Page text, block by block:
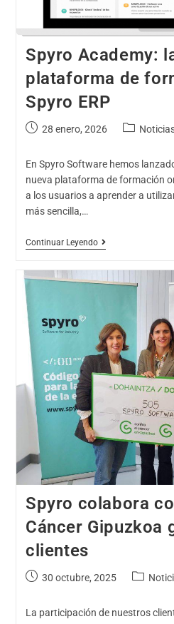
Spyro Academy:
plataforma de
Spyro ERP
28 enero, 2026
En Spyro Software hemos
nueva plataforma de formación
a los usuarios a aprender a
más sencilla,…
Continuar Leyendo
Spyro colabora
Cáncer Gipuzkoa
clientes
30 octubre, 2025
La participación de nuestros